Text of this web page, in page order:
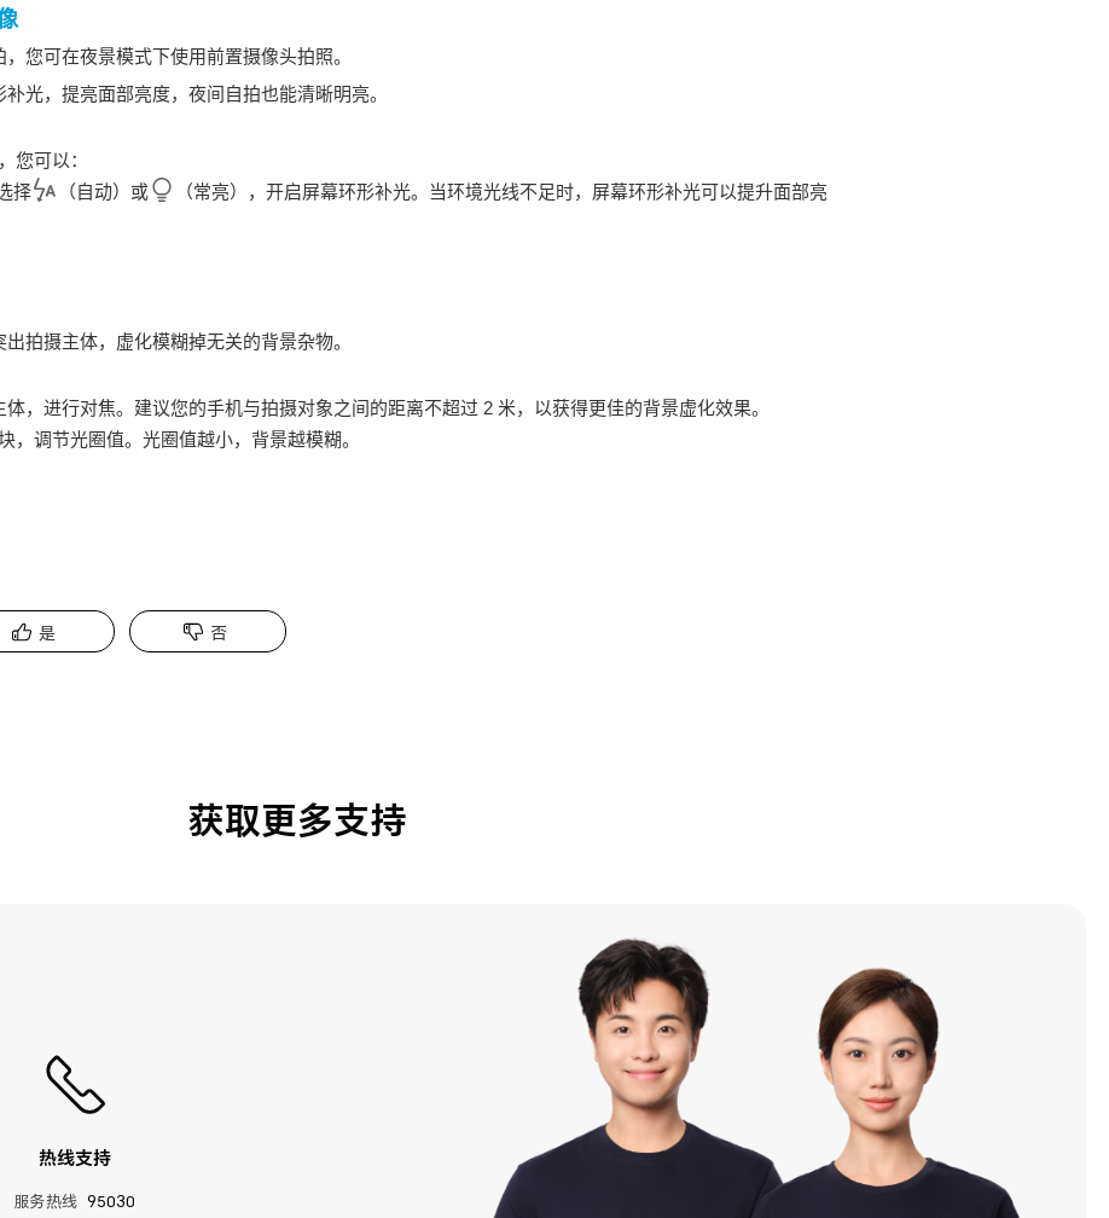
您可在夜景模式下使用前置摄像头拍照。
补光，提亮面部亮度，夜间自拍也能清晰明亮。
您可以：
择
（自动）或
（常亮），开启屏幕环形补光。当环境光线不足时，屏幕环形补光可以提升面部亮
拍摄主体，虚化模糊掉无关的背景杂物。
，进行对焦。建议您的手机与拍摄对象之间的距离不超过 2 米，以获得更佳的背景虚化效果。
，调节光圈值。光圈值越小，背景越模糊。
是 否
获取更多支持
热线支持
服务热线 95030